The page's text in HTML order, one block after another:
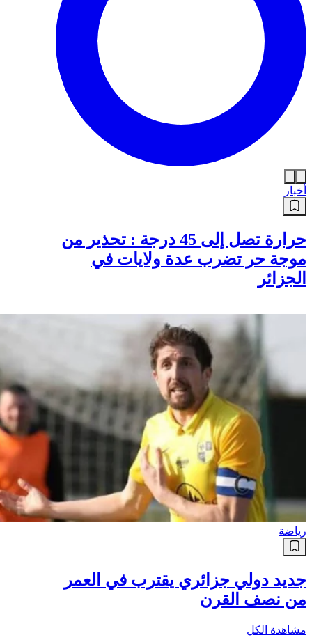
أخبار
حرارة تصل إلى 45 درجة : تحذير من
موجة حر تضرب عدة ولايات في
الجزائر
رياضة
جديد دولي جزائري يقترب في العمر
من نصف القرن
مشاهدة الكل